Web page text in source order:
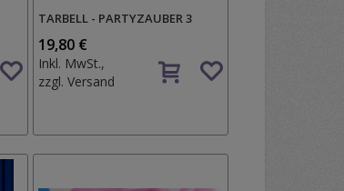
Auf
den
Wunschzettel
TARBELL - PARTYZAUBER 3
19,80 €
Inkl. MwSt.,
zzgl.Versand
Auf
den